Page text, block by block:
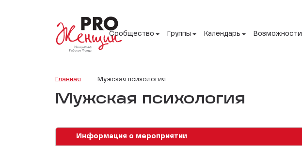
Сообщество Группы Календарь Возможности
Главная Мужская психология
Мужская психология
Информация о мероприятии